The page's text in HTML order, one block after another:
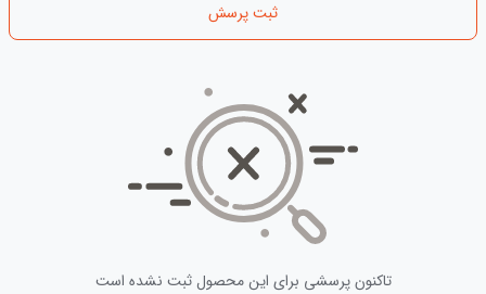
ثبت پرسش
تاکنون پرسشی برای این محصول ثبت نشده است